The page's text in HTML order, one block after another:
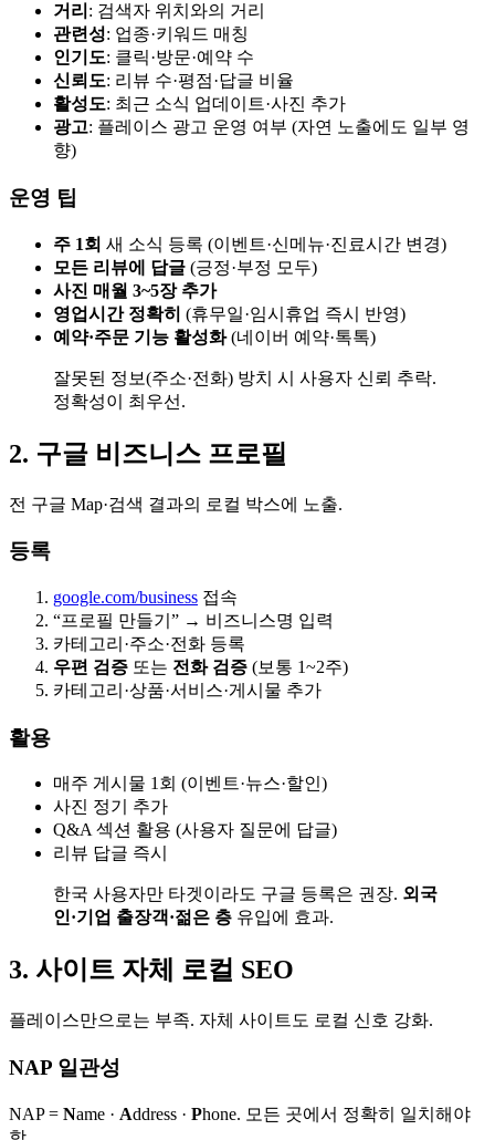
거리 : 검색자 위치와의 거리
관련성: 업종·키워드 매칭
인기도: 클릭·방문·예약 수
신뢰도: 리뷰 수·평점·답글 비율
활성도: 최근 소식 업데이트·사진 추가
광고: 플레이스 광고 운영 여부 (자연 노출에도 일부 영
향)
운영 팁
주 1회 새 소식 등록 (이벤트·신메뉴·진료시간 변경)
모든 리뷰에 답글 (긍정·부정 모두)
사진 매월 3~5장 추가
영업시간 정확히 (휴무일·임시휴업 즉시 반영)
예약·주문 기능 활성화(네이버 예약·톡톡)
잘못된 정보(주소·전화) 방치 시 사용자 신뢰 추락.
정확성이 최우선.
2. 구글 비즈니스 프로필
전 구글 Map·검색 결과의 로컬 박스에 노출.
등록
google.com/business 접속
“프로필 만들기” → 비즈니스명 입력
카테고리·주소·전화 등록
우편 검증 또는 전화 검증 (보통 1~2주)
카테고리·상품·서비스·게시물 추가
활용
매주 게시물 1회 (이벤트·뉴스·할인)
사진 정기 추가
Q&A 섹션 활용 (사용자 질문에 답글)
리뷰 답글 즉시
한국 사용자만 타겟이라도 구글 등록은 권장. 외국
인·기업 출장객·젊은 층 유입에 효과.
3. 사이트 자체 로컬 SEO
플레이스만으로는 부족. 자체 사이트도 로컬 신호 강화.
NAP 일관성
NAP = Name · Address · Phone. 모든 곳에서 정확히 일치해야